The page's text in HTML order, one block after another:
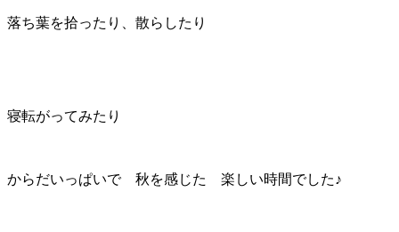
落ち葉を拾ったり、散らしたり
寝転がってみたり
からだいっぱいで 秋を感じた 楽しい時間でした♪